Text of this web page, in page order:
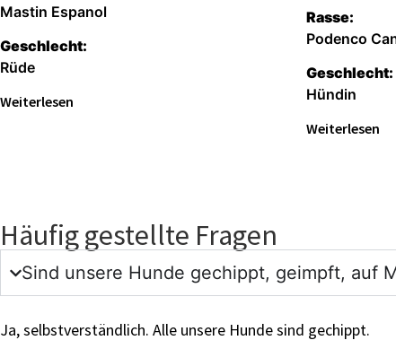
Mastin Espanol
Geschlecht:
Rüde
Weiterlesen
Rasse:
Podenco
Geschlecht:
Hündin
Weiterlesen
Häufig gestellte Fragen
Sind unsere Hunde gechippt, geimpft, auf
Ja, selbstverständlich. Alle unsere Hunde sind gechippt.